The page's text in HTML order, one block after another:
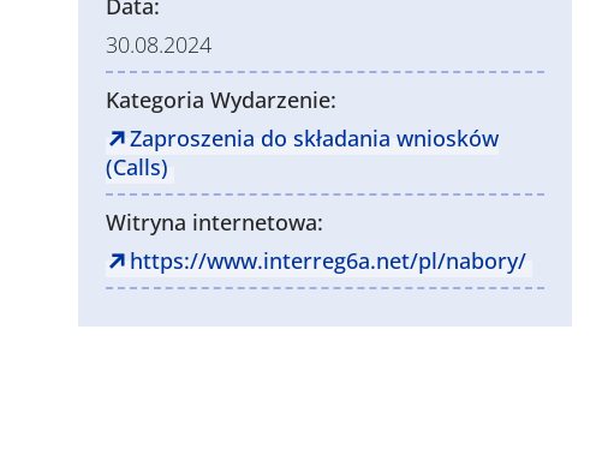
30.08.2024
Kategoria Wydarzenie:
Zaproszenia do składania wniosków
(Calls)
Witryna internetowa:
https://www.interreg6a.net/pl/nabory/